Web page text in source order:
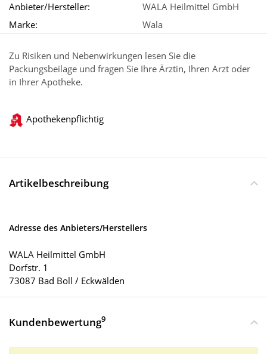
Anbieter/Hersteller:
WALA Heilmittel GmbH
Marke:
Wala
Zu Risiken und Nebenwirkungen lesen Sie die
Packungsbeilage und fragen Sie Ihre Ärztin, Ihren Arzt oder
in Ihrer Apotheke.
Apothekenpflichtig
Artikelbeschreibung
Adresse des Anbieters/Herstellers
WALA Heilmittel GmbH
Dorfstr. 1
73087 Bad Boll / Eckwälden
Kundenbewertung9